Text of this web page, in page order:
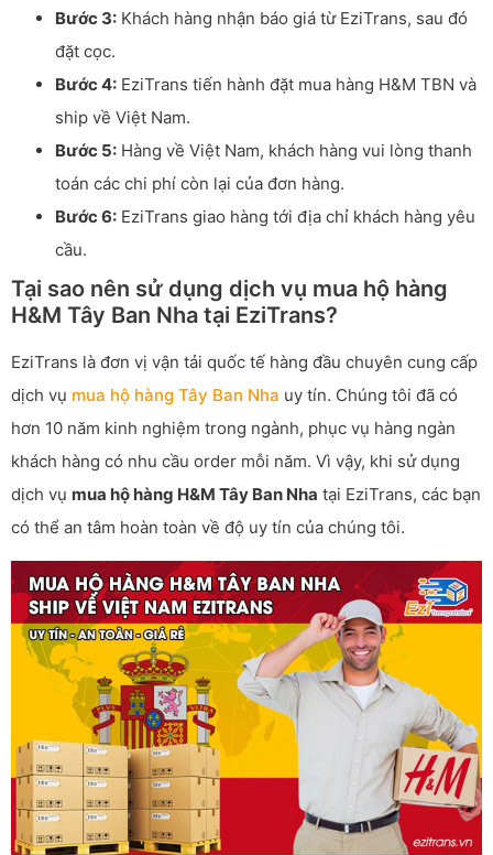
Bước 3: Khách hàng nhận báo giá từ EziTrans, sau đó
đặt cọc.
Bước 4: EziTrans tiến hành đặt mua hàng H&M TBN và
ship về Việt Nam.
Bước 5: Hàng về Việt Nam, khách hàng vui lòng thanh
toán các chi phí còn lại của đơn hàng.
Bước 6: EziTrans giao hàng tới địa chỉ khách hàng yêu
cầu.
Tại sao nên sử dụng dịch vụ mua hộ hàng
H&M Tây Ban Nha tại EziTrans?
EziTrans là đơn vị vận tải quốc tế hàng đầu chuyên cung cấp
dịch vụ mua hộ hàng Tây Ban Nha uy tín. Chúng tôi đã có
hơn 10 năm kinh nghiệm trong ngành, phục vụ hàng ngàn
khách hàng có nhu cầu order mỗi năm. Vì vậy, khi sử dụng
dịch vụ mua hộ hàng H&M Tây Ban Nha tại EziTrans, các bạn
có thể an tâm hoàn toàn về độ uy tín của chúng tôi.